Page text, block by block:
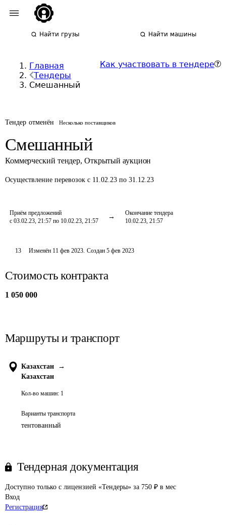
Найти грузы Найти машины
Главная
Тендеры
Смешанный
Как участвовать в тендере
Тендер отменён Несколько поставщиков
Смешанный
Коммерческий тендер, Открытый аукцион
Осуществление перевозок с 11.02.23 по 31.12.23
Приём предложений
с 03.02.23, 21:57 по 10.02.23, 21:57
Окончание тендера
10.02.23, 21:57
13 Изменён 11 фев 2023. Создан 5 фев 2023
Стоимость контракта
1 050 000
Маршруты и транспорт
Казахстан
→
Казахстан
Кол-во машин: 1
Варианты транспорта
тентованный
Тендерная документация
Доступно только с лицензией «Тендеры» за 750 ₽ в мес
Вход
Регистрация